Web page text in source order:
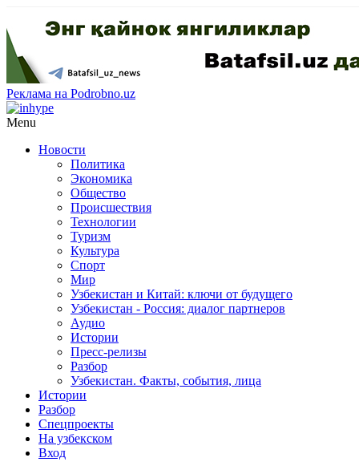
Реклама на Podrobno.uz
Menu
Новости
Политика
Экономика
Общество
Происшествия
Технологии
Туризм
Культура
Спорт
Мир
Узбекистан и Китай: ключи от будущего
Узбекистан - Россия: диалог партнеров
Аудио
Истории
Пресс-релизы
Разбор
Узбекистан. Факты, события, лица
Истории
Разбор
Спецпроекты
На узбекском
Вход